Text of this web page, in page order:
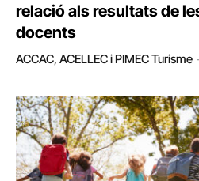
relació als resultats de
docents
ACCAC, ACELLEC i PIMEC Turisme